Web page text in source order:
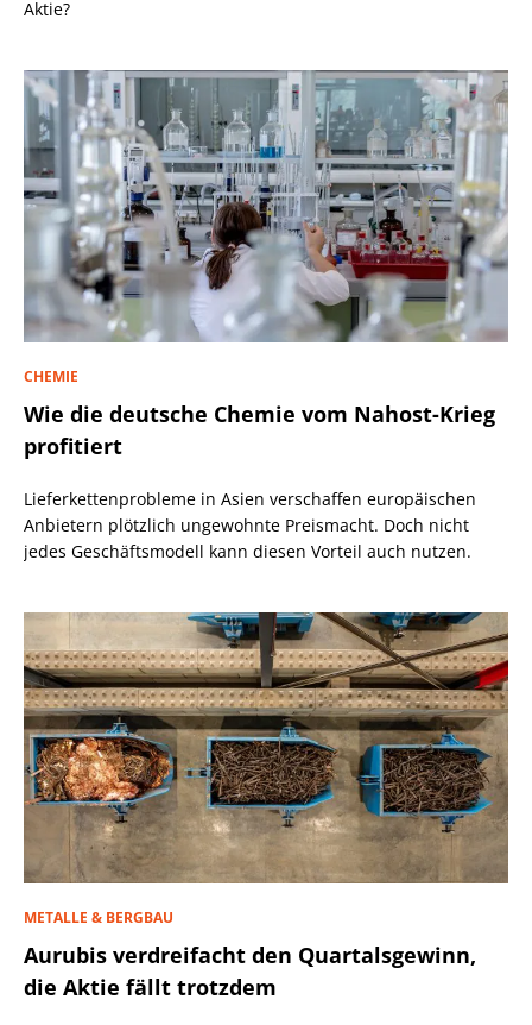
Aktie?
CHEMIE
Wie die deutsche Chemie vom Nahost-Krieg
profitiert
Lieferkettenprobleme in Asien verschaffen europäischen
Anbietern plötzlich ungewohnte Preismacht. Doch nicht
jedes Geschäftsmodell kann diesen Vorteil auch nutzen.
METALLE & BERGBAU
Aurubis verdreifacht den Quartalsgewinn,
die Aktie fällt trotzdem